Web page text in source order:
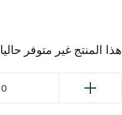
هذا المنتج غير متوفر حاليا
0